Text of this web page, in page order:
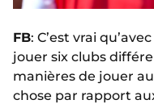
FB: C’est vrai
jouer six clubs
manières de jouer
chose par rapport